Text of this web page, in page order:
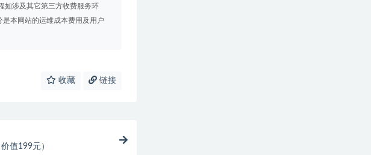
如涉及其它第三方收费服务环
本网站的运维成本费用及用户
收藏 链接
值199元）